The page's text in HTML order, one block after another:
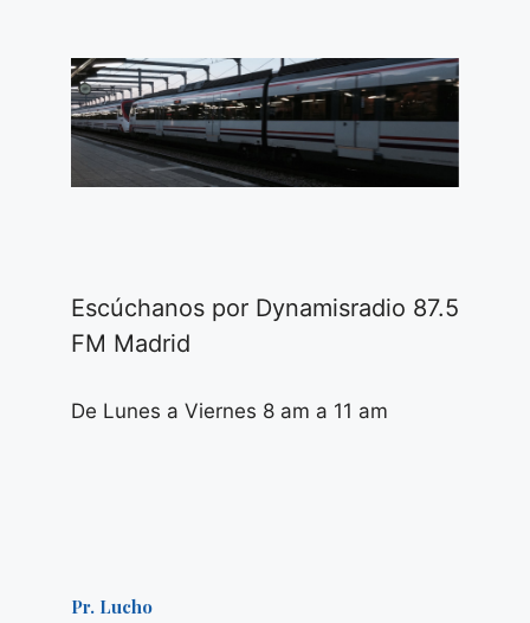
Escúchanos por Dynamisradio 87.5
FM Madrid
De Lunes a Viernes 8 am a 11 am
Pr. Lucho